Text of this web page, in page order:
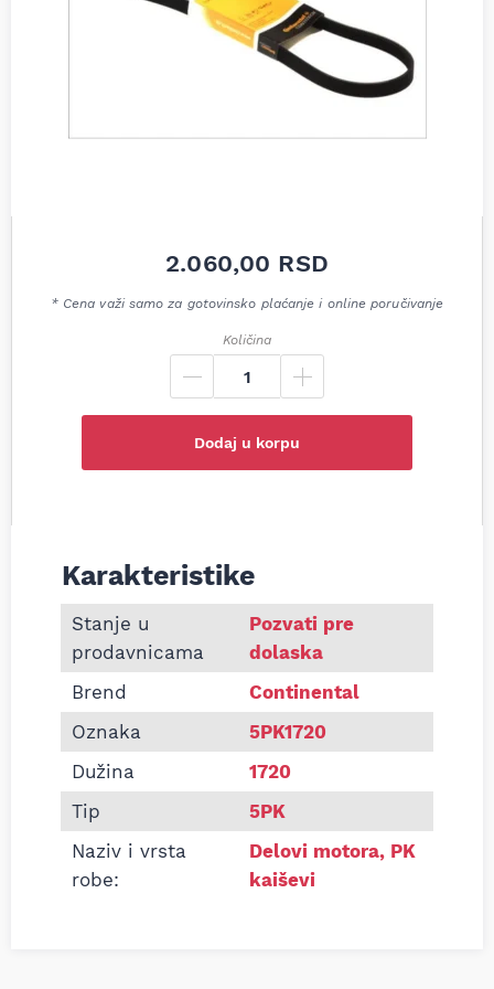
2.060,00 RSD
* Cena važi samo za gotovinsko plaćanje i online poručivanje
Količina
Dodaj u korpu
Informacije o Pk kaiš Continental 5PK1720
Karakteristike
Stanje u
prodavnicama
Pozvati pre
dolaska
Brend
Continental
Oznaka
5PK1720
Dužina
1720
Tip
5PK
Naziv i vrsta
robe:
Delovi motora, PK
kaiševi